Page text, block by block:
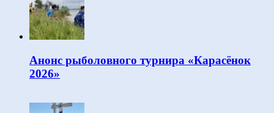
Анонс рыболовного турнира «Карасёнок
2026»